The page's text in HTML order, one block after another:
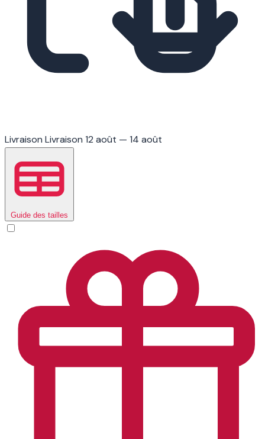
Livraison Livraison 12 août — 14 août
Guide des tailles